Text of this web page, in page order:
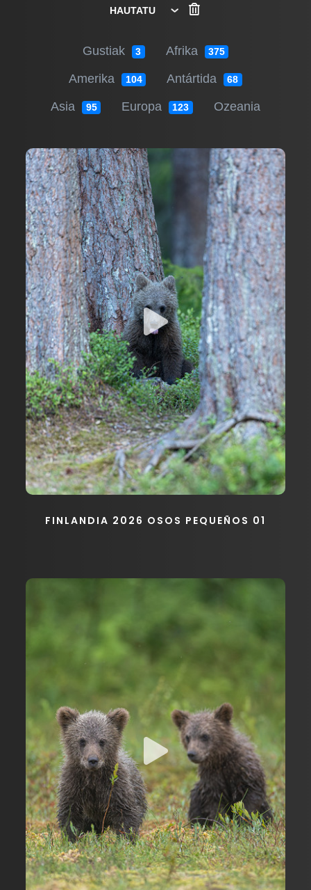
Gustiak 3 Afrika 375
Amerika 104 Antártida 68
Asia 95 Europa 123 Ozeania
FINLANDIA 2026 OSOS PEQUEÑOS 01